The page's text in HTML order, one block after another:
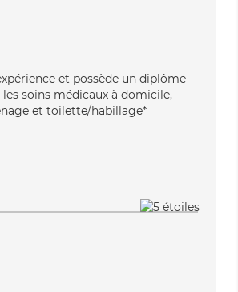
et possède un diplôme
soins médicaux à domicile,
et toilette/habillage*